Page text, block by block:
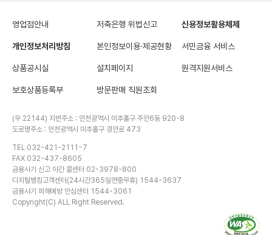
영업점안내 저축은행 위법신고 신용정보활용체제
개인정보처리방침 본인정보이용·제공현황 서민금융 서비스
상품공시실 설치페이지 원격지원서비스
보호상품등록부 방문판매 직원조회
(우 22144) 지번주소 : 인천광역시 미추홀구 주안6동 920-8
도로명주소 : 인천광역시 미추홀구 경인로 473
TEL 032-421-2111~7
FAX 032-437-8605
금융사기 신고 야간 콜센터 02-3978-800
디지털뱅킹고객센터(24시간365일연중무휴) 1544-3637
금융사기 피해예방 안심센터 1544-3061
Copyright(C) ALL Right Reserved.